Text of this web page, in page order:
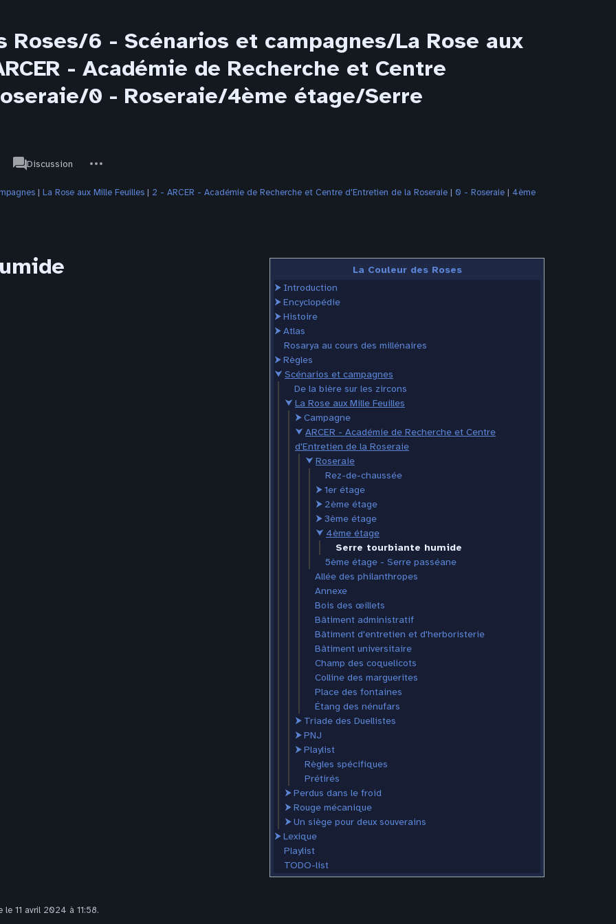
Roses/6 - Scénarios et campagnes/La Rose aux
- Académie de Recherche et Centre
0 - Roseraie/4ème étage/Serre
associated-
pages
JdRDiscussion
actions
‎ | La Rose aux Mille Feuilles ‎ | 2 - ARCER - Académie de Recherche et Centre d'Entretien de la Roseraie ‎ | 0 - Roseraie ‎ | 4ème
La Couleur des Roses
⮞ Introduction
⮞Encyclopédie
⮞Histoire
⮞Atlas
Rosarya au cours des millénaires
⮞Règles
⮟ Scénarios et campagnes
De la bière sur les zircons
⮟ La Rose aux Mille Feuilles
⮞Campagne
⮟ ARCER - Académie de Recherche et Centre
d'Entretien de la Roseraie
⮟ Roseraie
Rez-de-chaussée
⮞1er étage
⮞ 2ème étage
⮞3ème étage
⮟ 4ème étage
Serre tourbiante humide
5ème étage - Serre passéane
Allée des philanthropes
Annexe
Bois des œillets
Bâtiment administratif
Bâtiment d'entretien et d'herboristerie
Bâtiment universitaire
Champ des coquelicots
Colline des marguerites
Place des fontaines
Étang des nénufars
⮞ Triade des Duellistes
⮞PNJ
⮞Playlist
Règles spécifiques
Prétirés
⮞Perdus dans le froid
⮞Rouge mécanique
⮞Un siège pour deux souverains
⮞Lexique
Playlist
TODO-list
11 avril 2024 à 11:58.